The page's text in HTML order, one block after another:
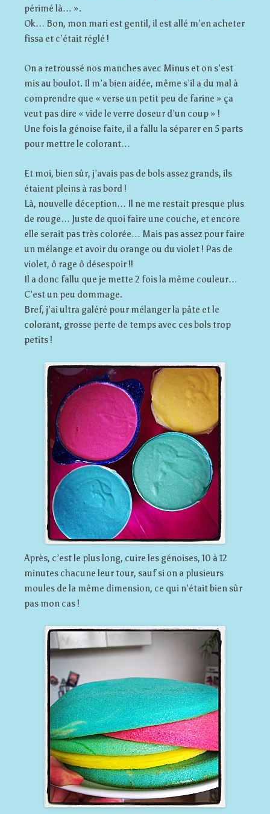
périmé là… ».
Ok… Bon, mon mari est gentil, il est allé m’en acheter
fissa et c’était réglé !
On a retroussé nos manches avec Minus et on s’est
mis au boulot. Il m’a bien aidée, même s’il a du mal à
comprendre que « verse un petit peu de farine » ça
veut pas dire « vide le verre doseur d’un coup » !
Une fois la génoise faite, il a fallu la séparer en 5 parts
pour mettre le colorant…
Et moi, bien sûr, j’avais pas de bols assez grands, ils
étaient pleins à ras bord !
Là, nouvelle déception… Il ne me restait presque plus
de rouge… Juste de quoi faire une couche, et encore
elle serait pas très colorée… Mais pas assez pour faire
un mélange et avoir du orange ou du violet ! Pas de
violet, ô rage ô désespoir !!
Il a donc fallu que je mette 2 fois la même couleur…
C’est un peu dommage.
Bref, j’ai ultra galéré pour mélanger la pâte et le
colorant, grosse perte de temps avec ces bols trop
petits !
Après, c’est le plus long, cuire les génoises, 10 à 12
minutes chacune leur tour, sauf si on a plusieurs
moules de la même dimension, ce qui n’était bien sûr
pas mon cas !